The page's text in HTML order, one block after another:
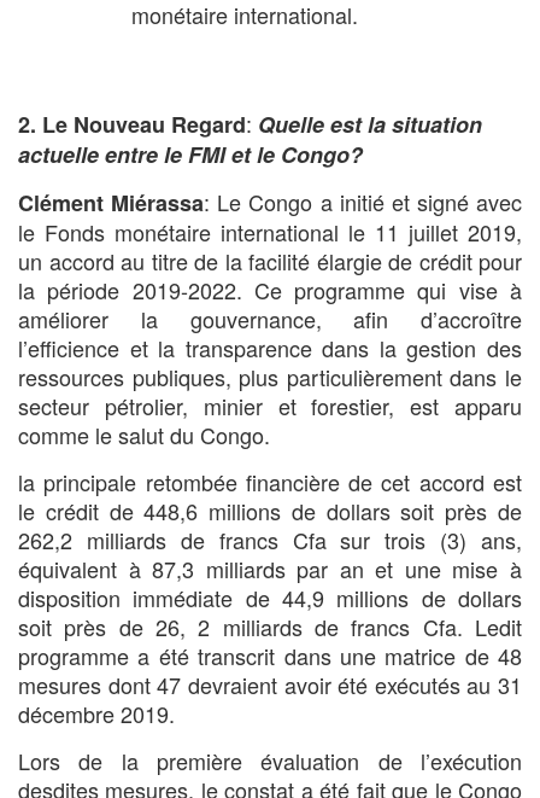
monétaire international.
2. Le Nouveau Regard: Quelle est la situation
actuelle entre le FMI et le Congo?
Clément Miérassa: Le Congo a initié et signé avec
le Fonds monétaire international le 11 juillet 2019,
un accord au titre de la facilité élargie de crédit pour
la période 2019-2022. Ce programme qui vise à
améliorer la gouvernance, afin d’accroître
l’efficience et la transparence dans la gestion des
ressources publiques, plus particulièrement dans le
secteur pétrolier, minier et forestier, est apparu
comme le salut du Congo.
la principale retombée financière de cet accord est
le crédit de 448,6 millions de dollars soit près de
262,2 milliards de francs Cfa sur trois (3) ans,
équivalent à 87,3 milliards par an et une mise à
disposition immédiate de 44,9 millions de dollars
soit près de 26, 2 milliards de francs Cfa. Ledit
programme a été transcrit dans une matrice de 48
mesures dont 47 devraient avoir été exécutés au 31
décembre 2019.
Lors de la première évaluation de l’exécution
desdites mesures, le constat a été fait que le Congo